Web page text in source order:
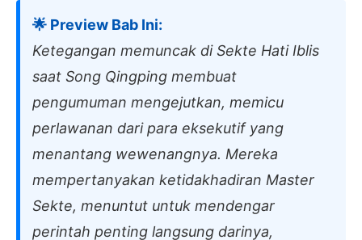
🌟 Preview Bab Ini:
Ketegangan memuncak di Sekte Hati Iblis
saat Song Qingping membuat
pengumuman mengejutkan, memicu
perlawanan dari para eksekutif yang
menantang wewenangnya. Mereka
mempertanyakan ketidakhadiran Master
Sekte, menuntut untuk mendengar
perintah penting langsung darinya,